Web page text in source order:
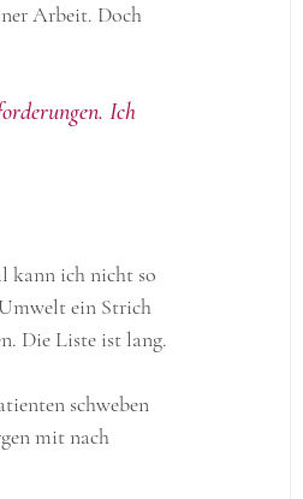
Arbeit. Doch
Ich
kann ich nicht so
ein Strich
Die Liste ist lang.
schweben
mit nach